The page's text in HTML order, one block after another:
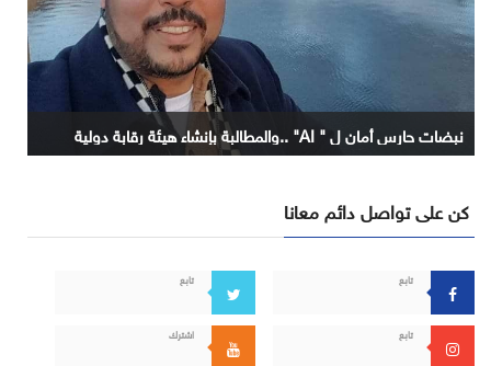
نبضات حارس أمان ل " AI" ..والمطالبة بإنشاء هيئة رقابة دولية
كن على تواصل دائم معانا
تابع تابع
تابع اشترك